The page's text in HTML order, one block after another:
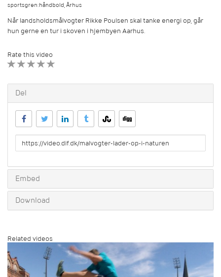
sportsgren:håndbold,Århus
Når landsholdsmålvogter Rikke Poulsen skal tanke energi op, går
hun gerne en tur i skoven i hjembyen Aarhus.
Rate this video
Del
URL
to
Embed
Download
Related videos